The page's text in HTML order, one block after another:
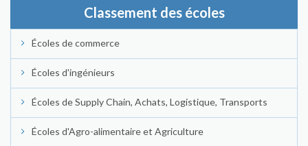
Classement des écoles
Écoles de commerce
Écoles d'ingénieurs
Écoles de Supply Chain, Achats, Logistique, Transports
Écoles d'Agro-alimentaire et Agriculture